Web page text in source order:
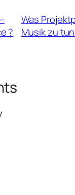
?
Was
Musik zu